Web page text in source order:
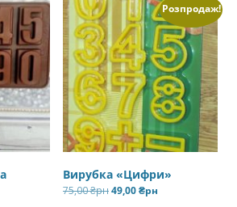
Розпродаж!
Вирубка «Цифри»
75,00₴рнОригінальна
ціна:
49,00₴рн